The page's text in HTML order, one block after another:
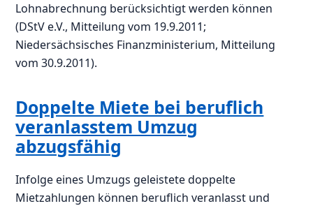
Lohnabrechnung berücksichtigt werden können
(DStV e.V., Mitteilung vom 19.9.2011;
Niedersächsisches Finanzministerium, Mitteilung
vom 30.9.2011).
Doppelte Miete bei beruflich
veranlasstem Umzug
abzugsfähig
Infolge eines Umzugs geleistete doppelte
Mietzahlungen können beruflich veranlasst und